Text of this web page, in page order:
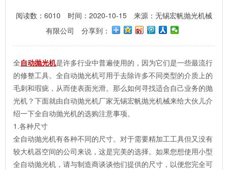
阅读数：6010 时间：2020-10-15
来源：无锡宏帆抛光机械
有限公司
分享到：
全自动抛光机是许多行业中普遍使用的，因为它们是一些最流行
的修整工具。全自动抛光机可用于去除许多不同类型的介质上的
毛刺和瑕疵，从而使表面光滑。那么如何寻找适合自己业务的抛
光机？下面就由自动抛光机厂家无锡宏帆抛光机械来给大伙儿介
绍一下全自动抛光机的选购注意事项。
1.各种尺寸
全自动抛光机有各种不同的尺寸。对于需要精加工工具但又没有
较大机器空间的公司来说，这是完美的选择。如果您想使用小型
全自动抛光机，请与制造商谈谈他们提供的尺寸，以便您完全可